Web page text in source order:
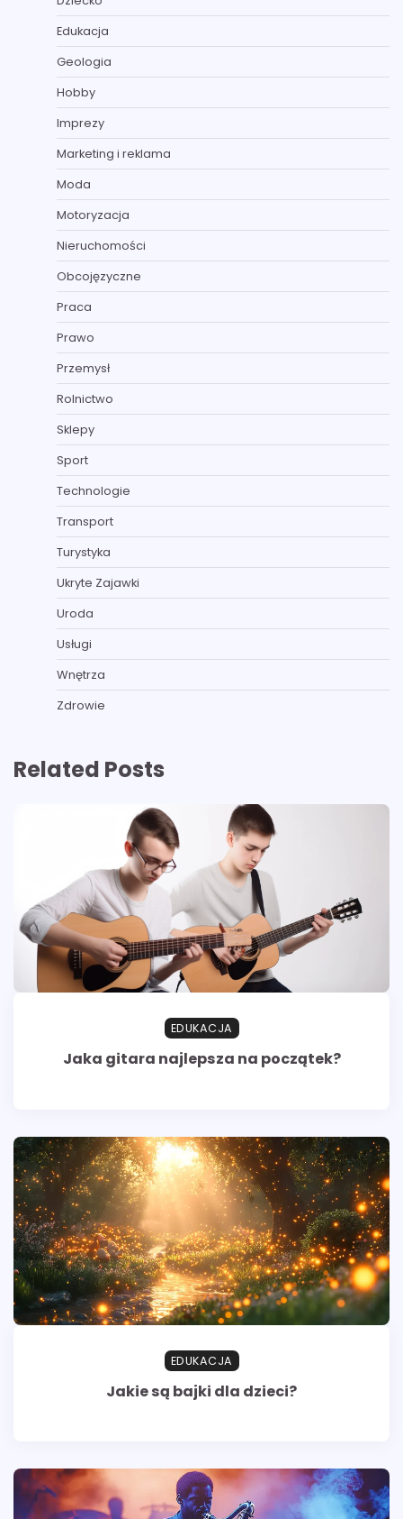
Edukacja
Geologia
Hobby
Imprezy
Marketing i reklama
Moda
Motoryzacja
Nieruchomości
Obcojęzyczne
Praca
Prawo
Przemysł
Rolnictwo
Sklepy
Sport
Technologie
Transport
Turystyka
Ukryte Zajawki
Uroda
Usługi
Wnętrza
Zdrowie
Related Posts
EDUKACJA
Jaka gitara najlepsza na początek?
EDUKACJA
Jakie są bajki dla dzieci?